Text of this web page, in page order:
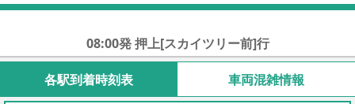
08:00発 押上[スカイツリー前]行
各駅到着時刻表 車両混雑情報